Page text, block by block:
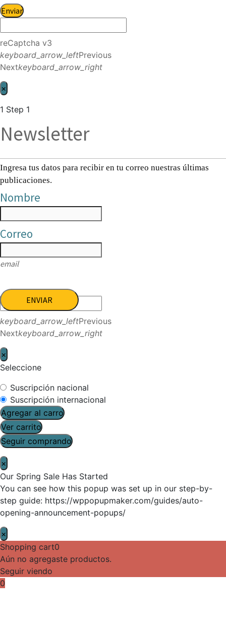
Enviar
reCaptcha v3
keyboard_arrow_leftPrevious
Nextkeyboard_arrow_right
×
1 Step 1
Newsletter
Ingresa tus datos para recibir en tu correo nuestras últimas
publicaciones.
Nombre
Correo
email
ENVIAR
keyboard_arrow_leftPrevious
Nextkeyboard_arrow_right
×
Seleccione
Suscripción nacional
Suscripción internacional
Agregar al carro
Ver carrito
Seguir comprando
×
Our Spring Sale Has Started
You can see how this popup was set up in our step-by-
step guide: https://wppopupmaker.com/guides/auto-
opening-announcement-popups/
×
Shopping cart0
Aún no agregaste productos.
Seguir viendo
0